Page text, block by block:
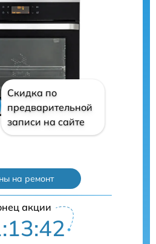
Скидка по
предварительной
записи на сайте
на ремонт
акции